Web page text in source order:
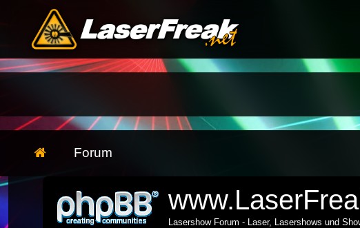
Forum
Lasershow Forum - Laser, Lasershows und